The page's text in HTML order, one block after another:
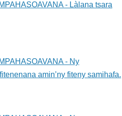
- Làlana tsara
- Ny
amin’ny fiteny samihafa.